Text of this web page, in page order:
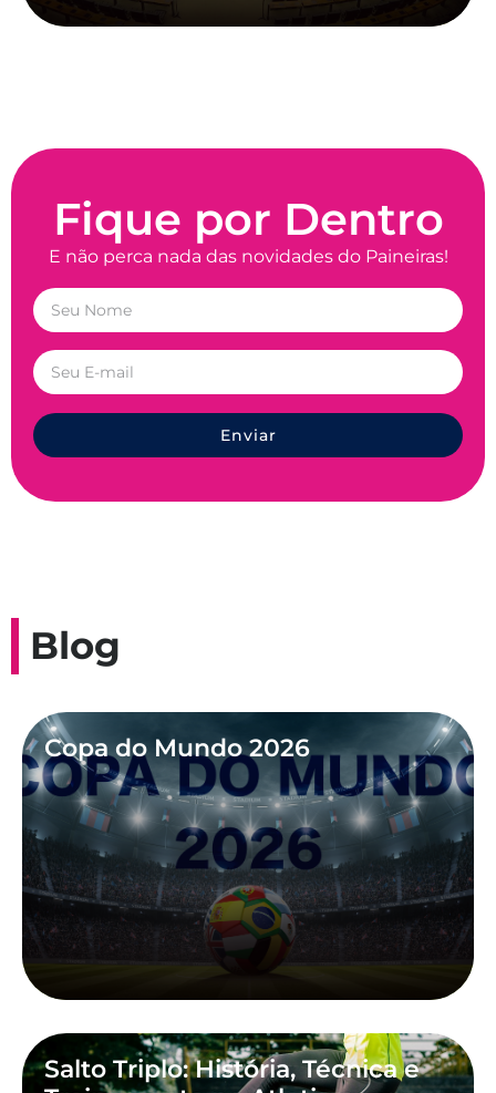
Fique por Dentro
E não perca nada das novidades do Paineiras!
Enviar
Blog
Copa do Mundo 2026
Salto Triplo: História, Técnica e